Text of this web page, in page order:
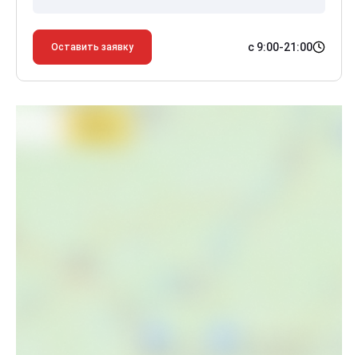
Оставить заявку с 9:00-21:00